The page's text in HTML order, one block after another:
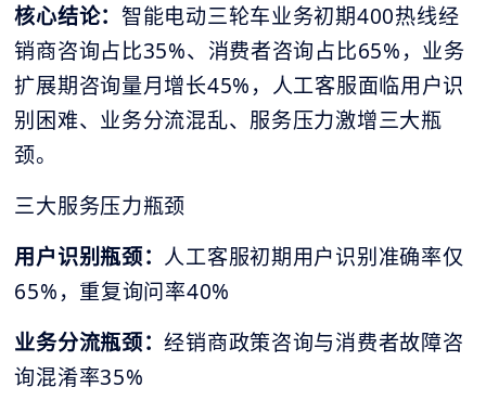
核心结论： 智能电动三轮车业务初期400热线经
销商咨询占比35%、消费者咨询占比65%，业务
扩展期咨询量月增长45%，人工客服面临用户识
别困难、业务分流混乱、服务压力激增三大瓶
颈。
三大服务压力瓶颈
用户识别瓶颈： 人工客服初期用户识别准确率仅
65%，重复询问率40%
业务分流瓶颈：经销商政策咨询与消费者故障咨
询混淆率35%